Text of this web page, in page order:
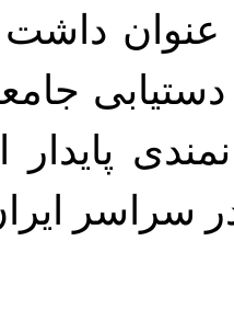
عنوان
پایدار
سراسر